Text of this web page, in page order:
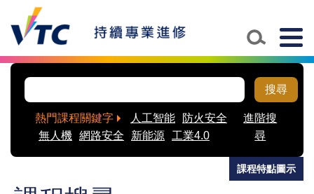
Skip to main content
搜尋
熱門課程關鍵字 人工智能
防火安全
無人機 網路安全 新能源 工業4.0
進階搜
尋
課程特點圖示